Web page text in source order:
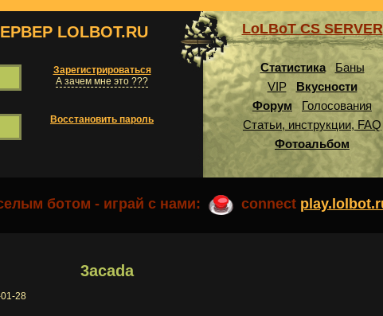
LOLBOT.RU
Зарегистрироваться
А зачем мне это ???
Восстановить пароль
LoLBoT CS SERVER
Статистика
Баны
VIP
Вкусности
Форум
Голосования
Статьи, инструкции, FAQ
Фотоальбом
ботом - играй с нами: connect
3acada
28